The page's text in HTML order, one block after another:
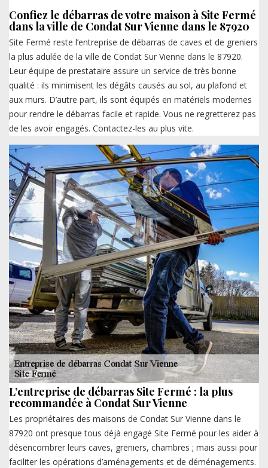
Confiez le débarras de votre maison à Site Fermé
dans la ville de Condat Sur Vienne dans le 87920
Site Fermé reste l’entreprise de débarras de caves et de greniers
la plus adulée de la ville de Condat Sur Vienne dans le 87920.
Leur équipe de prestataire assure un service de très bonne
qualité : ils minimisent les dégâts causés au sol, au plafond et
aux murs. D’autre part, ils sont équipés en matériels modernes
pour rendre le débarras facile et rapide. Vous ne regretterez pas
de les avoir engagés. Contactez-les au plus vite.
L’entreprise de débarras Site Fermé : la plus
recommandée à Condat Sur Vienne
Les propriétaires des maisons de Condat Sur Vienne dans le
87920 ont presque tous déjà engagé Site Fermé pour les aider à
désencombrer leurs caves, greniers, chambres ; mais aussi pour
faciliter les opérations d’aménagements et de déménagements.